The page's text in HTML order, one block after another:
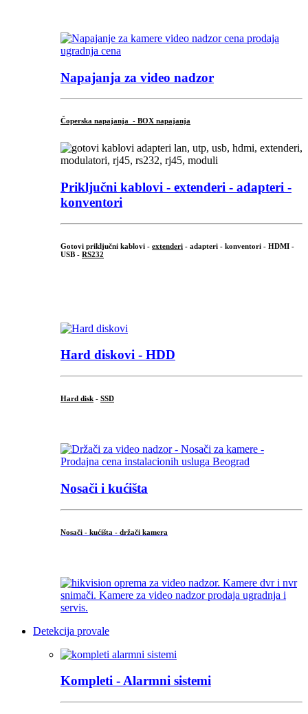
Napajanja za video nadzor
Čoperska napajanja - BOX napajanja
Priključni kablovi - extenderi - adapteri -
konventori
Gotovi priključni kablovi - extenderi - adapteri - konventori - HDMI -
USB - RS232
Hard diskovi - HDD
Hard disk - SSD
Nosači i kućišta
Nosači - kućišta - držači kamera
Detekcija provale
Kompleti - Alarmni sistemi